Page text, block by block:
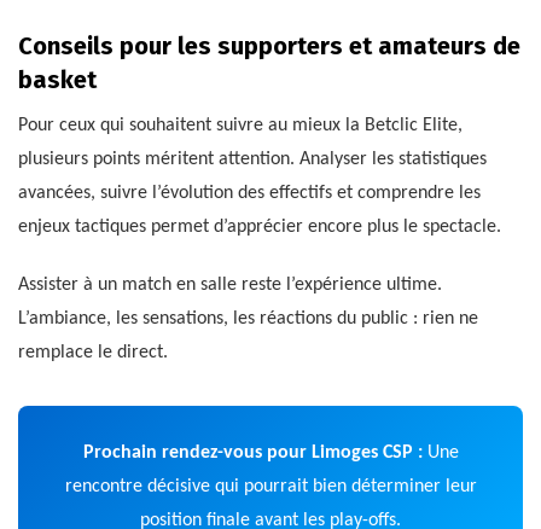
Conseils pour les supporters et amateurs de
basket
Pour ceux qui souhaitent suivre au mieux la Betclic Elite,
plusieurs points méritent attention. Analyser les statistiques
avancées, suivre l’évolution des effectifs et comprendre les
enjeux tactiques permet d’apprécier encore plus le spectacle.
Assister à un match en salle reste l’expérience ultime.
L’ambiance, les sensations, les réactions du public : rien ne
remplace le direct.
Prochain rendez-vous pour Limoges CSP :Une
rencontre décisive qui pourrait bien déterminer leur
position finale avant les play-offs.